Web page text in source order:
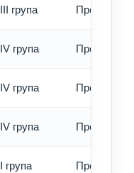
III група Превод -
IV група Превод -
IV група Превод -
IV група Превод -
I група Превод -